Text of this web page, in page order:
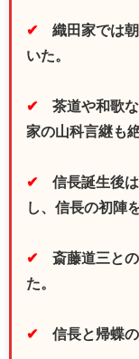
✔
織田家では
いた。
✔
茶道や和歌
家の山科言継も
✔
信長誕生後
し、信長の初陣
✔
斎藤道三と
た。
✔ 信長と帰蝶